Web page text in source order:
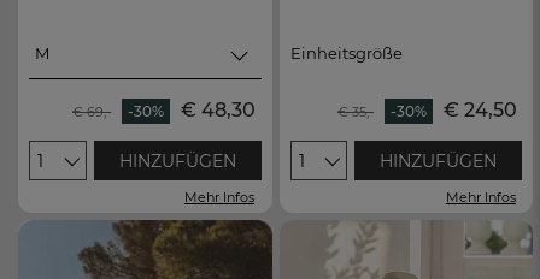
M
M
L
XL
€ 69,- -30% € 48,30
1 HINZUFÜGEN
Mehr Infos
Einheitsgröße
€ 35,- -30% € 24,50
1 HINZUFÜGEN
Mehr Infos